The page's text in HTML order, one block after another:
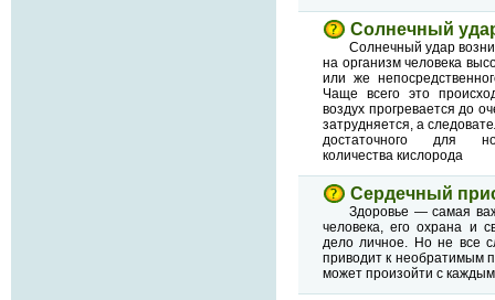
Солнечный
Солнечный удар
на организм человека
или же
Чаще всего это
воздух прогревается до
затрудняется, а
достаточного для
количества кислорода
Сердечный
Здоровье — самая
человека, его охрана и
дело личное. Но не все
приводит к необратимым
может произойти с